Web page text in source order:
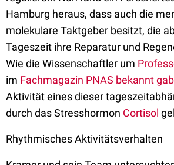
Hamburg heraus, dass auch die
molekulare Taktgeber besitzt, die
Tageszeit ihre Reparatur und
Wie die Wissenschaftler um
im Fachmagazin PNAS bekannt
Aktivität eines dieser
durch das Stresshormon Cortisol
Rhythmisches Aktivitätsverhalten